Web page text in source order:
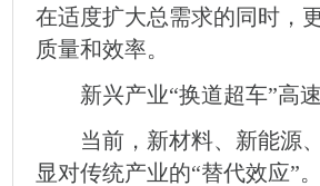
在适度扩大总需求的同时，
质量和效率。
新兴产业“换道超车”高
当前，新材料、新能源、
显对传统产业的“替代效应”。